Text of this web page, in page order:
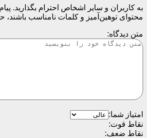
به کاربران و سایر اشخاص احترام بگذارید.
محتوای توهین‌آمیز و کلمات نامناسب
متن دیدگاه:
امتیاز شما:
نقاط قوت:
نقاط ضعف: